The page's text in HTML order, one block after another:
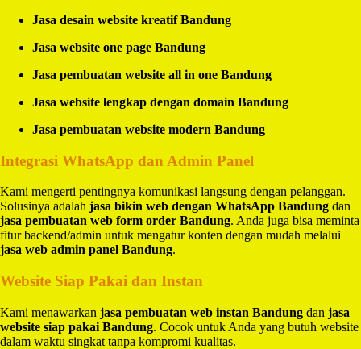
Jasa desain website kreatif Bandung
Jasa website one page Bandung
Jasa pembuatan website all in one Bandung
Jasa website lengkap dengan domain Bandung
Jasa pembuatan website modern Bandung
Integrasi WhatsApp dan Admin Panel
Kami mengerti pentingnya komunikasi langsung dengan pelanggan.
Solusinya adalah jasa bikin web dengan WhatsApp Bandung dan
jasa pembuatan web form order Bandung. Anda juga bisa meminta
fitur backend/admin untuk mengatur konten dengan mudah melalui
jasa web admin panel Bandung.
Website Siap Pakai dan Instan
Kami menawarkan jasa pembuatan web instan Bandung dan jasa
website siap pakai Bandung. Cocok untuk Anda yang butuh website
dalam waktu singkat tanpa kompromi kualitas.